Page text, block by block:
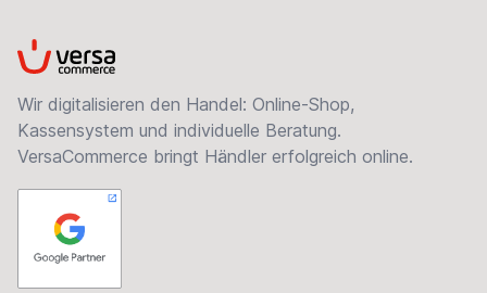
VersaCommerce
Wir digitalisieren den Handel: Online-Shop,
Kassensystem und individuelle Beratung.
VersaCommerce bringt Händler erfolgreich online.